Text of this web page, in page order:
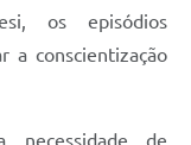
os episódios
a conscientização
necessidade de